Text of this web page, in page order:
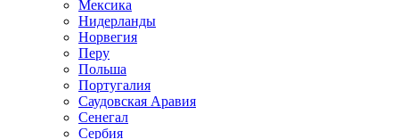
Мексика
Нидерланды
Норвегия
Перу
Польша
Португалия
Саудовская Аравия
Сенегал
Сербия